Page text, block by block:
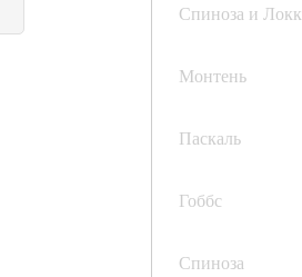
Спиноза и Локк
Монтень
Паскаль
Гоббс
Спиноза